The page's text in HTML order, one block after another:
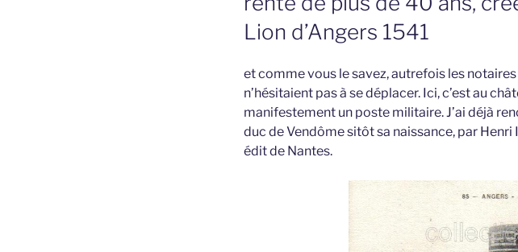
Lion d’Angers 1541
et comme vous le savez, autrefois les
n’hésitaient pas à se déplacer. Ici, c’est au
manifestement un poste militaire. J’ai déjà
duc de Vendôme sitôt sa naissance, par
édit de Nantes.